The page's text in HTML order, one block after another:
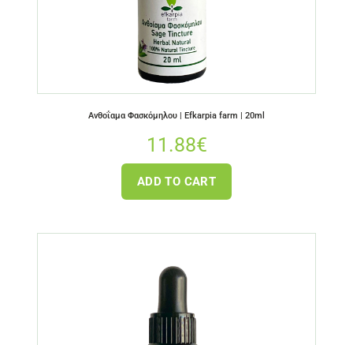
Ανθοΐαμα Φασκόμηλου | Efkarpia farm | 20ml
11.88€
ADD TO CART